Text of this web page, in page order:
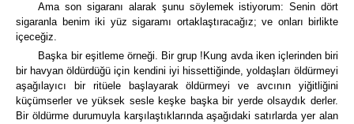
Ama son sigaranı alarak şunu söylemek istiyorum: Senin dört
sigaranla benim iki yüz sigaramı ortaklaştıracağız; ve onları birlikte
içeceğiz.
Başka bir eşitleme örneği. Bir grup !Kung avda iken içlerinden biri
bir havyan öldürdüğü için kendini iyi hissettiğinde, yoldaşları öldürmeyi
aşağılayıcı bir ritüele başlayarak öldürmeyi ve avcının yiğitliğini
küçümserler ve yüksek sesle keşke başka bir yerde olsaydık derler.
Bir öldürme durumuyla karşılaştıklarında aşağıdaki satırlarda yer alan